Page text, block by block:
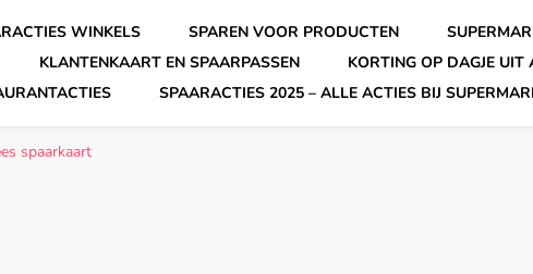
WINKELS SPAREN VOOR PRODUCTEN
KLANTENKAART EN SPAARPASSEN
KORTING OP DAGJE UIT
SPAARACTIES 2025 – ALLE ACTIES BIJ
spaarkaart